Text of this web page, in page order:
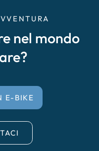
nel mondo
E-BIKE